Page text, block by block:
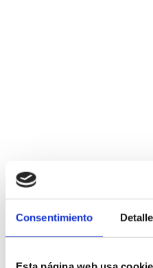
Consentimiento
C/ Colón 5